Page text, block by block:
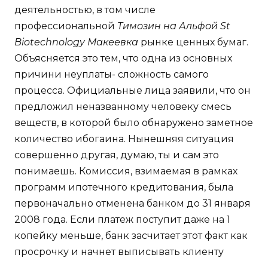
деятельностью, в том числе
профессиональной Tимозин на Альфой St
Biotechnology Макеевка рынке ценных бумаг.
Объясняется это тем, что одна из основных
причини неуплаты- сложность самого
процесса. Официальные лица заявили, что он
предложил неназванному человеку смесь
веществ, в которой было обнаружено заметное
количество ибогаина. Нынешняя ситуация
совершенно другая, думаю, ты и сам это
понимаешь. Комиссия, взимаемая в рамках
программ ипотечного кредитования, была
первоначально отменена банком до 31 января
2008 года. Если платеж поступит даже на 1
копейку меньше, банк засчитает этот факт как
просрочку и начнет выписывать клиенту